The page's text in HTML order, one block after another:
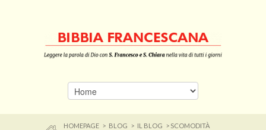
HOMEPAGE > BLOG > IL BLOG
> SCOMODITÀ